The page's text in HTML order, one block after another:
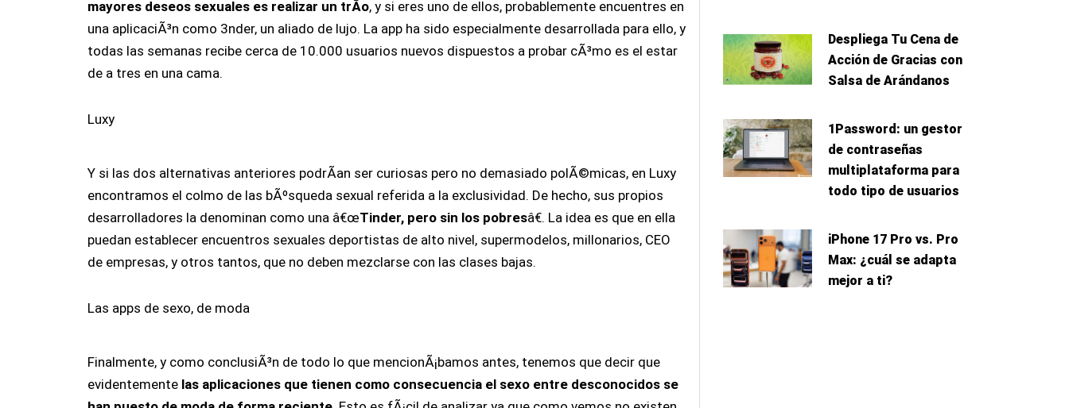
mayores deseos sexuales es realizar un trÃ­o, y si eres uno de ellos, probablemente encuentres en
una aplicaciÃ³n como 3nder, un aliado de lujo. La app ha sido especialmente desarrollada para ello, y
todas las semanas recibe cerca de 10.000 usuarios nuevos dispuestos a probar cÃ³mo es el estar
de a tres en una cama.
Luxy
Y si las dos alternativas anteriores podrÃ­an ser curiosas pero no demasiado polÃ©micas, en Luxy
encontramos el colmo de las bÃºsqueda sexual referida a la exclusividad. De hecho, sus propios
desarrolladores la denominan como una â€œTinder, pero sin los pobresâ€. La idea es que en ella
puedan establecer encuentros sexuales deportistas de alto nivel, supermodelos, millonarios, CEO
de empresas, y otros tantos, que no deben mezclarse con las clases bajas.
Las apps de sexo, de moda
Finalmente, y como conclusiÃ³n de todo lo que mencionÃ¡bamos antes, tenemos que decir que
evidentemente las aplicaciones que tienen como consecuencia el sexo entre desconocidos se
Despliega Tu Cena de
Acción de Gracias con
Salsa de Arándanos
1Password: un gestor
de contraseñas
multiplataforma para
todo tipo de usuarios
iPhone 17 Pro vs. Pro
Max: ¿cuál se adapta
mejor a ti?